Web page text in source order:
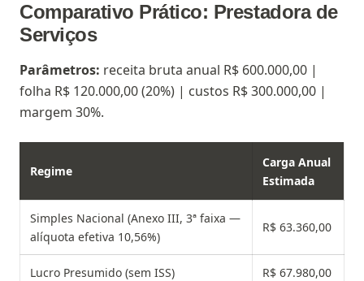
Comparativo Prático: Prestadora de
Serviços
Parâmetros: receita bruta anual R$ 600.000,00 |
folha R$ 120.000,00 (20%) | custos R$ 300.000,00 |
margem 30%.
Regime
Carga Anual
Estimada
Simples Nacional (Anexo III, 3ª faixa —
alíquota efetiva 10,56%)
R$ 63.360,00
Lucro Presumido (sem ISS) R$ 67.980,00